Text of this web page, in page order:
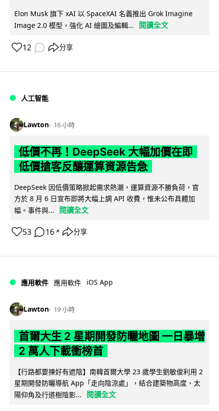
Elon Musk 旗下 xAI 以 SpaceXAI 名義推出 Grok Imagine
Image 2.0 模型，強化 AI 繪圖及編輯...
閱讀全文
12 分享
人工智能
Lawton 16 小時
低價不再！DeepSeek 大幅加價在即
低價搶客反釀運算資源告急
DeepSeek 因低價策略掀起需求熱潮，運算資源不勝負荷，官
方於 8 月 6 日宣布即將大幅上調 API 收費，惟未公布具體加
幅。事件與...
閱讀全文
53 16 ↗ 分享
應用軟件 應用軟件 iOS App
Lawton 19 小時
首爾大生 2 星期開發防曬地圖 一日暴增
2 萬人下載衝榜首
【行路都要揀好有遮陰】南韓首爾大學 23 歲學生劉敏俊利用 2
星期開發防曬導航 App「走向陰涼處」，結合建築物高度、太
陽仰角及行道樹陰影...
閱讀全文